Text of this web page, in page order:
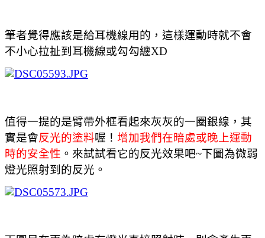
筆者覺得應該是給耳機線用的，這樣運動時就不會
不小心拉扯到耳機線或勾勾纏XD
值得一提的是臂帶外框看起來灰灰的一圈銀線，其
實是會反光的塗料喔！ 增加我們在暗處或晚上運動
時的安全性 。來試試看它的反光效果吧~下圖為微弱
燈光照射到的反光。